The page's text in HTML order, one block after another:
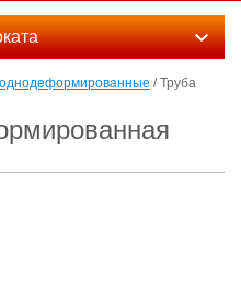
/ Труба